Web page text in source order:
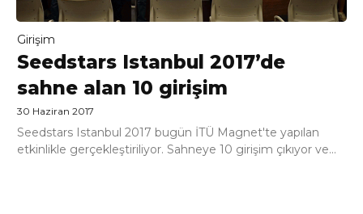
Girişim
Seedstars Istanbul 2017’de
sahne alan 10 girişim
30 Haziran 2017
Seedstars Istanbul 2017 bugün İTÜ Magnet'te yapılan
etkinlikle gerçekleştiriliyor. Sahneye 10 girişim çıkıyor ve...